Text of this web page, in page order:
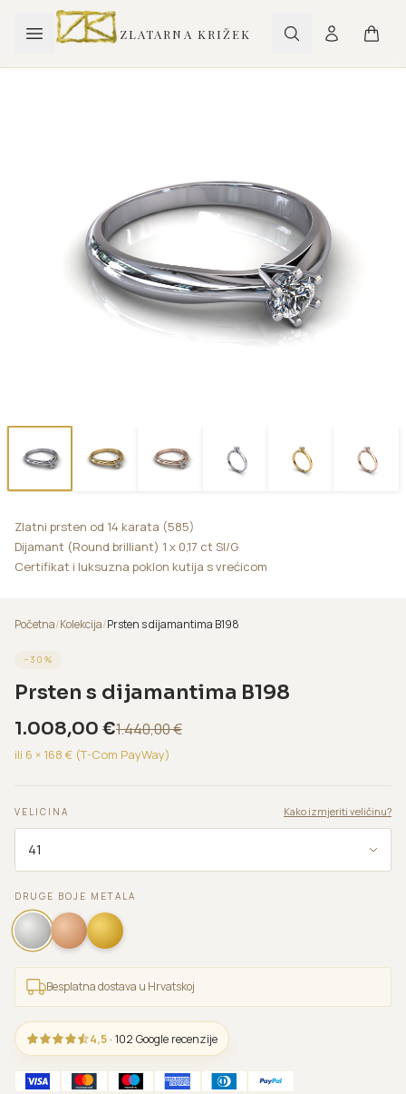
ZLATARNA KRIŽEK
Zlatni prsten od 14 karata (585)
Dijamant (Round brilliant) 1 x 0,17 ct SI/G
Certifikat i luksuzna poklon kutija s vrećicom
Početna/Kolekcija/Prsten s dijamantima B198
−30 %
Prsten s dijamantima B198
1.008,00 €1.440,00€
ili 6 × 168 € (T-Com PayWay)
VELICINA Kako izmjeriti veličinu?
DRUGE BOJE METALA
Besplatna dostava u Hrvatskoj
4,5 · 102 Google recenzije